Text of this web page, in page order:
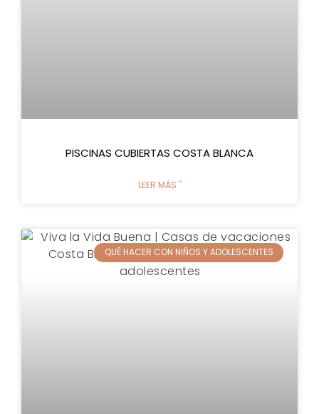
PISCINAS CUBIERTAS COSTA BLANCA
LEER MÁS "
QUÉ HACER CON NIÑOS Y ADOLESCENTES